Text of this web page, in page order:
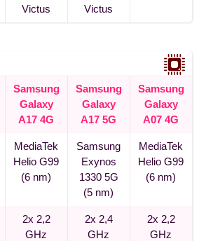
Victus
Victus
Samsung
Galaxy
A17 4G
Samsung
Galaxy
A17 5G
Samsung
Galaxy
A07 4G
MediaTek
Helio G99
(6 nm)
Samsung
Exynos
1330 5G
(5 nm)
MediaTek
Helio G99
(6 nm)
2x 2,2
GHz
2x 2,4
GHz
2x 2,2
GHz